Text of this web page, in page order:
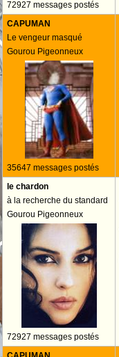
72927 messages postés
CAPUMAN
Le vengeur masqué
Gourou Pigeonneux
35647 messages postés
le chardon
à la recherche du standard
Gourou Pigeonneux
72927 messages postés